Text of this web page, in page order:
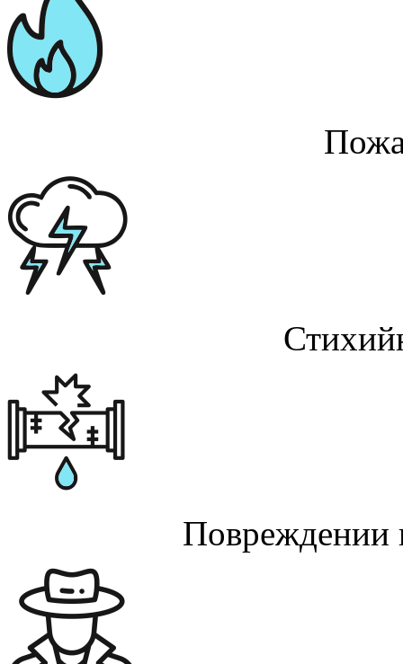
Повреждении